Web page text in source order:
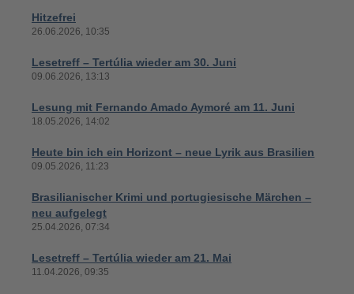
Hitzefrei
26.06.2026, 10:35
Lesetreff – Tertúlia wieder am 30. Juni
09.06.2026, 13:13
Lesung mit Fernando Amado Aymoré am 11. Juni
18.05.2026, 14:02
Heute bin ich ein Horizont – neue Lyrik aus Brasilien
09.05.2026, 11:23
Brasilianischer Krimi und portugiesische Märchen –
neu aufgelegt
25.04.2026, 07:34
Lesetreff – Tertúlia wieder am 21. Mai
11.04.2026, 09:35